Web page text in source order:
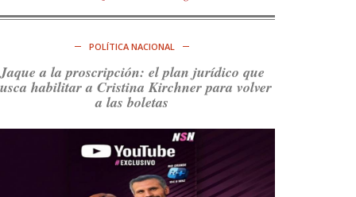
POLÍTICA NACIONAL
Jaque a la proscripción: el plan jurídico que
habilitar a Cristina Kirchner para volver
a las boletas